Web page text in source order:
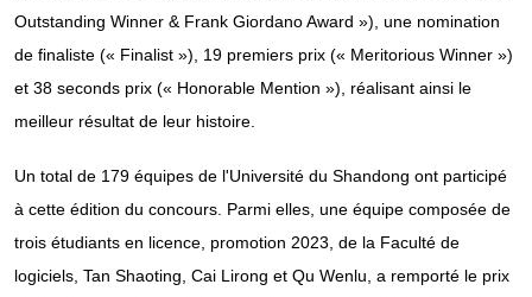
Outstanding Winner & Frank Giordano Award »), une nomination
de finaliste (« Finalist »), 19 premiers prix (« Meritorious Winner »)
et 38 seconds prix (« Honorable Mention »), réalisant ainsi le
meilleur résultat de leur histoire.
Un total de 179 équipes de l'Université du Shandong ont participé
à cette édition du concours. Parmi elles, une équipe composée de
trois étudiants en licence, promotion 2023, de la Faculté de
logiciels, Tan Shaoting, Cai Lirong et Qu Wenlu, a remporté le prix